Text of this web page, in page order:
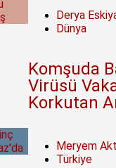
Derya
Dünya
Komşuda
Virüsü
Korkutan
Meryem
Türkiye